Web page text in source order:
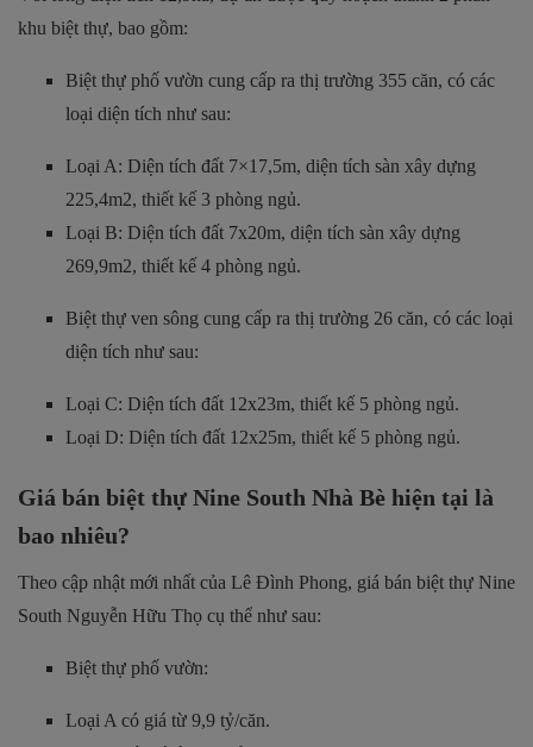
khu biệt thự, bao gồm:
Biệt thự phố vườn cung cấp ra thị trường 355 căn, có các
loại diện tích như sau:
Loại A: Diện tích đất 7×17,5m, diện tích sàn xây dựng
225,4m2, thiết kế 3 phòng ngủ.
Loại B: Diện tích đất 7x20m, diện tích sàn xây dựng
269,9m2, thiết kế 4 phòng ngủ.
Biệt thự ven sông cung cấp ra thị trường 26 căn, có các loại
diện tích như sau:
Loại C: Diện tích đất 12x23m, thiết kế 5 phòng ngủ.
Loại D: Diện tích đất 12x25m, thiết kế 5 phòng ngủ.
Giá bán biệt thự Nine South Nhà Bè hiện tại là
bao nhiêu?
Theo cập nhật mới nhất của Lê Đình Phong, giá bán biệt thự Nine
South Nguyễn Hữu Thọ cụ thể như sau:
Biệt thự phố vườn:
Loại A có giá từ 9,9 tỷ/căn.